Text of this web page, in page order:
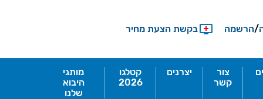
/הרשמה בקשת הצעת מחיר
צור
קשר
יצרנים
קטלגו
2026
מותגי
היבוא
שלנו